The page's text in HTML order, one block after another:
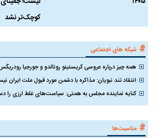
کوچک‌تر نشد
# شبکه های اجتماعی
همه چیز درباره عروسی کریستینو رونالدو و جورجیا
انتقاد تند نبویان: مذاکره با دشمن مورد قبول ملت ایران
کنایه نماینده مجلس به همتی: سیاست‌های غلط ارزی را
# مناسبت‌ها